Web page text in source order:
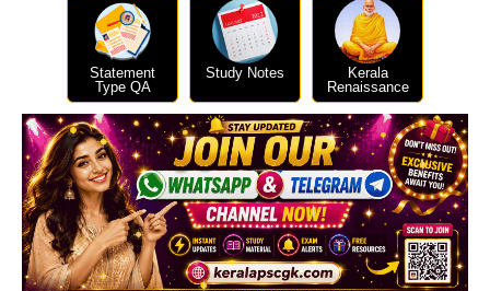
Statement
Type QA
Study Notes
Kerala
Renaissance